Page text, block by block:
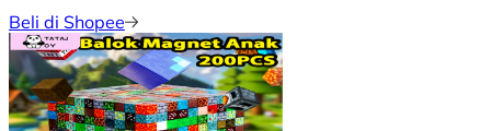
Beli di Shopee